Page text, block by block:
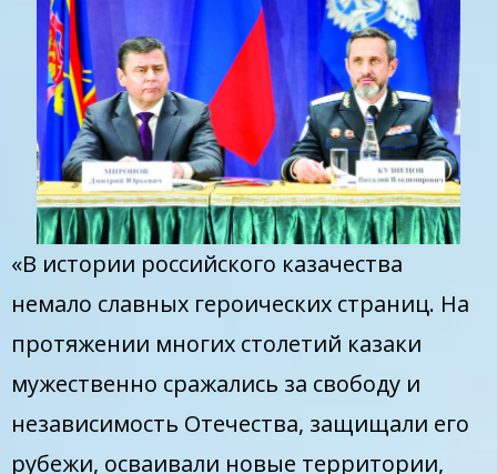
«В истории российского казачества
немало славных героических страниц. На
протяжении многих столетий казаки
мужественно сражались за свободу и
независимость Отечества, защищали его
рубежи, осваивали новые территории,